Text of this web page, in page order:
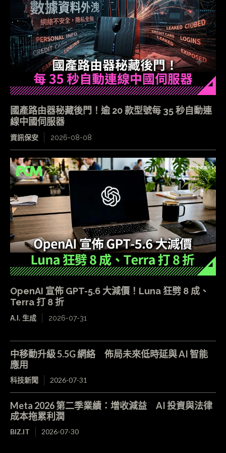
國產路由器秘藏後門！逾 20 款型號每 35 秒自動連
線中國伺服器
資訊保安 2026-08-08
OpenAI 宣佈 GPT-5.6 大減價！Luna 狂劈 8 成、
Terra 打 8 折
A.I. 生成 2026-07-31
中移動升級 5.5G 網絡 佈局未來低時延與 AI 智能
應用
科技新聞 2026-07-31
Meta 2026 第二季業績：增收減益 AI 投資與法律
成本拖累利潤
BIZ.IT 2026-07-30